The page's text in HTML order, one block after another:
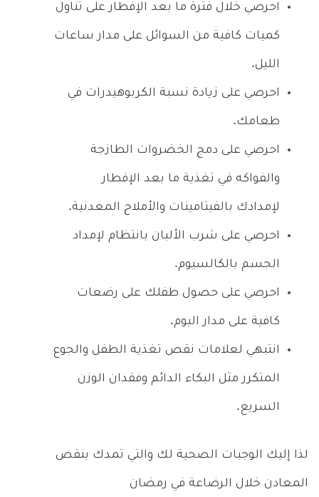
احرصي خلال فترة ما بعد الإفطار على تناول
كميات كافية من السوائل على مدار ساعات
الليل.
احرصي على زيادة نسبة الكربوهيدرات في
طعامك.
احرصي على دمج الخضروات الطازجة
والفواكه في تغذية ما بعد الإفطار
لإمدادك بالفيتامينات والأملاح المعدنية.
احرصي على شرب الألبان بانتظام لإمداد
الجسم بالكالسيوم.
احرصي على حصول طفلك على رضعات
كافية على مدار اليوم.
انتبهي لعلامات نقص تغذية الطفل والجوع
المتكرر مثل البكاء الدائم وفقدان الوزن
السريع.
لذا إليك الوجبات الصحية لك والتي تمدك بنقص
المعادن خلال الرضاعة في رمضان